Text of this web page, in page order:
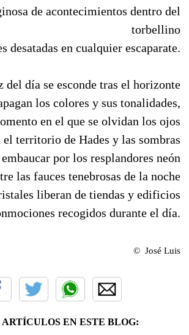
de acontecimientos dentro del
torbellino
desatadas en cualquier escaparate.
del día se esconde tras el horizonte
los colores y sus tonalidades,
en el que se olvidan los ojos
el territorio de Hades y las sombras
por los resplandores neón
las fauces tenebrosas de la noche
liberan de tiendas y edificios
recogidos durante el día.
© José Luis
ARTÍCULOS EN ESTE BLOG: